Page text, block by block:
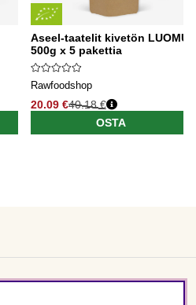
Aseel-taatelit kivetön LUOMU
500g x 5 pakettia
Rawfoodshop
20.09 €40.18 €
OSTA